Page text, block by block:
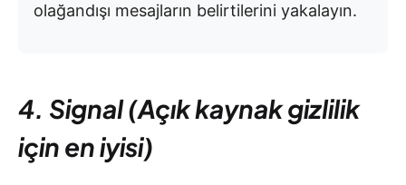
olağandışı mesajların belirtilerini yakalayın.
4. Signal (Açık kaynak gizlilik
için en iyisi)